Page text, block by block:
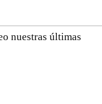
nuestras últimas